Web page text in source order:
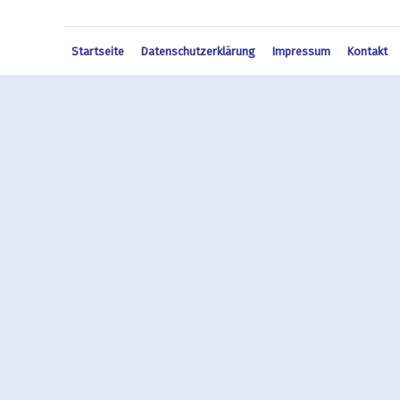
Startseite Datenschutzerklärung Impressum Kontakt